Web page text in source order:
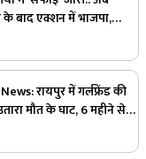
के बाद एक्शन में भाजपा,
निशाने पर कौन?
रायपुर में गर्लफ्रेंड की
मौत के घाट, 6 महीने से